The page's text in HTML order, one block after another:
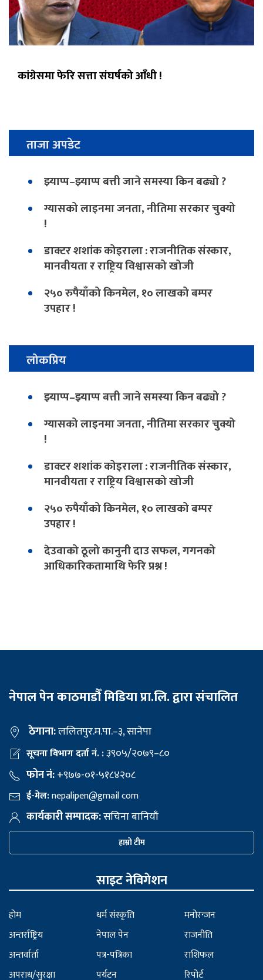
कांग्रेसमा फेरि सत्ता संघर्षको आँधी !
ताजा अपडेट
झ्याप्प–झ्याप्प बत्ती जाने समस्या किन बढ्यो ?
ग्यासको लाइनमा जनता, नीतिमा सरकार चुक्यो
!
डाक्टर शशांक कोइराला : राजनीतिक संस्कार,
मानवीयता र राष्ट्रिय विश्वासको खोजी
२५० रुपैयाँको किनमेल, १० लाखको बम्पर
उपहार !
लोकप्रिय
झ्याप्प–झ्याप्प बत्ती जाने समस्या किन बढ्यो ?
ग्यासको लाइनमा जनता, नीतिमा सरकार चुक्यो
!
डाक्टर शशांक कोइराला : राजनीतिक संस्कार,
मानवीयता र राष्ट्रिय विश्वासको खोजी
२५० रुपैयाँको किनमेल, १० लाखको बम्पर
उपहार !
देउवाको ठूलो कानुनी दाउ सफल, गगनको
आधिकारिकतामाथि फेरि प्रश्न !
नेपाल पेन काठमाडौँ मिडिया प्रा.लि. द्वारा संचालित
ठेगाना:ललितपुर.म.पा.–३, सानेपा
सूचना विभाग दर्ता नं. :३९०५/२०७९–८०
फोन नं:+९७७-०१-५१८४२०८
ई-मेल:nepalipen@gmail com
कार्यकारी सम्पादक:सचिना बानियाँ
हाम्रो टीम
साइट नेविगेशन
होम
अन्तर्राष्ट्रिय
अन्तर्वार्ता
अपराध/सुरक्षा
धर्म संस्कृति
नेपाल पेन
पत्र-पत्रिका
पर्यटन
मनोरन्जन
राजनीति
राशिफल
रिपोर्ट